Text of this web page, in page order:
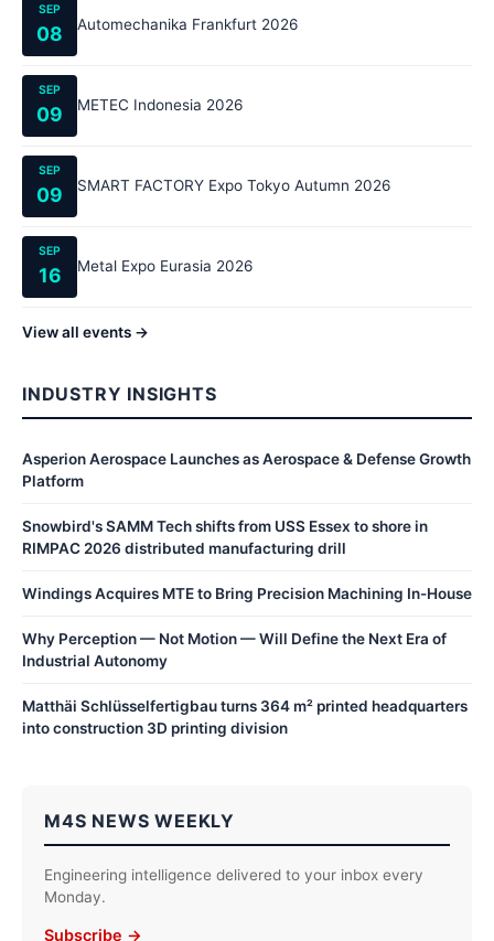
SEP
08 Automechanika Frankfurt 2026
SEP
09 METEC Indonesia 2026
SEP
09 SMART FACTORY Expo Tokyo Autumn 2026
SEP
16 Metal Expo Eurasia 2026
View all events →
INDUSTRY INSIGHTS
Asperion Aerospace Launches as Aerospace & Defense Growth
Platform
Snowbird's SAMM Tech shifts from USS Essex to shore in
RIMPAC 2026 distributed manufacturing drill
Windings Acquires MTE to Bring Precision Machining In-House
Why Perception — Not Motion — Will Define the Next Era of
Industrial Autonomy
Matthäi Schlüsselfertigbau turns 364 m² printed headquarters
into construction 3D printing division
M4S NEWS WEEKLY
Engineering intelligence delivered to your inbox every
Monday.
Subscribe →